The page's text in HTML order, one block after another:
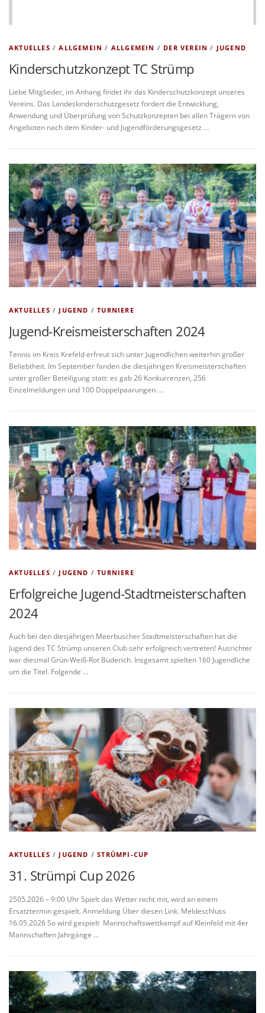
AKTUELLES /ALLGEMEIN / ALLGEMEIN / DER VEREIN / JUGEND
Kinderschutzkonzept TC Strümp
Liebe Mitglieder, im Anhang findet ihr das Kinderschutzkonzept unseres
Vereins. Das Landeskinderschutzgesetz fordert die Entwicklung,
Anwendung und Überprüfung von Schutzkonzepten bei allen Trägern von
Angeboten nach dem Kinder- und Jugendförderungsgesetz …
AKTUELLES / JUGEND /TURNIERE
Jugend-Kreismeisterschaften 2024
Tennis im Kreis Krefeld erfreut sich unter Jugendlichen weiterhin großer
Beliebtheit. Im September fanden die diesjährigen Kreismeisterschaften
unter großer Beteiligung statt: es gab 26 Konkurrenzen, 256
Einzelmeldungen und 100 Doppelpaarungen. …
AKTUELLES / JUGEND /TURNIERE
Erfolgreiche Jugend-Stadtmeisterschaften
2024
Auch bei den diesjährigen Meerbuscher Stadtmeisterschaften hat die
Jugend des TC Strümp unseren Club sehr erfolgreich vertreten! Ausrichter
war diesmal Grün-Weiß-Rot Büderich. Insgesamt spielten 160 Jugendliche
um die Titel. Folgende …
AKTUELLES / JUGEND /STRÜMPI-CUP
31. Strümpi Cup 2026
2505.2026 – 9:00 Uhr Spielt das Wetter nicht mit, wird an einem
Ersatztermin gespielt. Anmeldung Über diesen Link. Meldeschluss
16.05.2026 So wird gespielt Mannschaftswettkampf auf Kleinfeld mit 4er
Mannschaften Jahrgänge …